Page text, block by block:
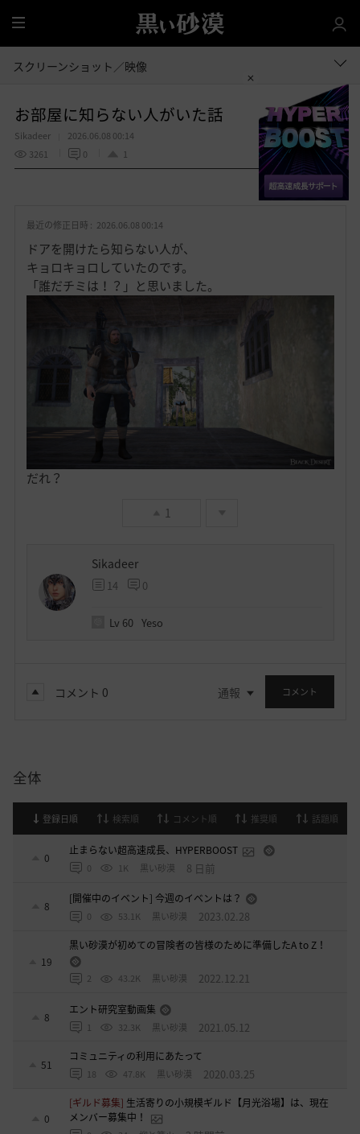
全
体
スクリーンショット／映像
お部屋に知らない人がいた話
Sikadeer
2026.06.08 00:14
3261
0 1
お 共有する
最近の修正日時 : 2026.06.08 00:14
ドアを開けたら知らない人が、
キョロキョロしていたのです。
「誰だチミは！？」と思いました。
だれ？
1
Sikadeer
14 0
Lv 60 Yeso
コメント 0 通報 コメント
全体
登録日順 検索順 コメント順 推奨順 話題順
0
止まらない超高速成長、HYPERBOOST
0 1K 黒い砂漠 8 日前
8
[開催中のイベント] 今週のイベントは？
0 53.1K 黒い砂漠 2023.02.28
19
黒い砂漠が初めての冒険者の皆様のために準備したA to Z！
2 43.2K 黒い砂漠 2022.12.21
8
エント研究室動画集
1 32.3K 黒い砂漠 2021.05.12
51
コミュニティの利用にあたって
18 47.8K 黒い砂漠 2020.03.25
0
[ギルド募集] 生活寄りの小規模ギルド【月光浴場】は、現在
メンバー募集中！